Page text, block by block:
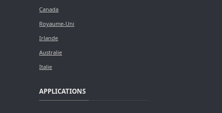
Canada
Royaume-Uni
Irlande
Australie
Italie
APPLICATIONS